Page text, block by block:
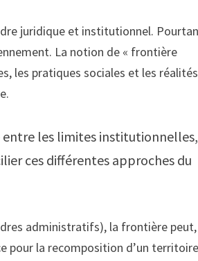
juridique et institutionnel.
La notion de « frontière
les pratiques sociales et les réalités
entre les limites
ces différentes approches du
administratifs), la frontière
pour la recomposition d’un territoire